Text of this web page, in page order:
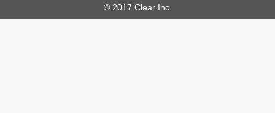
© 2017 Clear Inc.